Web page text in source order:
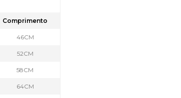
Comprimento
46CM
52CM
58CM
64CM